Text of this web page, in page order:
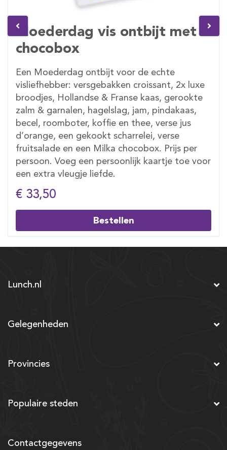
Moederdag vis ontbijt met
chocobox
Een Moederdag ontbijt voor de echte
visliefhebber: versgebakken croissant, 2x luxe
broodjes, Hollandse & Franse kaas, gerookte
zalm & garnalen, hagelslag, jam, pindakaas,
becel, roomboter, koffie en thee, verse jus
d’orange, een gekookt scharrelei, verse
fruitsalade en een Milka chocobox. Prijs per
persoon. Voeg een persoonlijk kaartje toe voor
een extra vleugje liefde.
€ 33,50
Bestellen
Lunch.nl
Gelegenheden
Provincies
Populaire steden
Contactgegevens